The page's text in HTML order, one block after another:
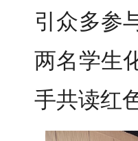
引众多参
两名学生
手共读红